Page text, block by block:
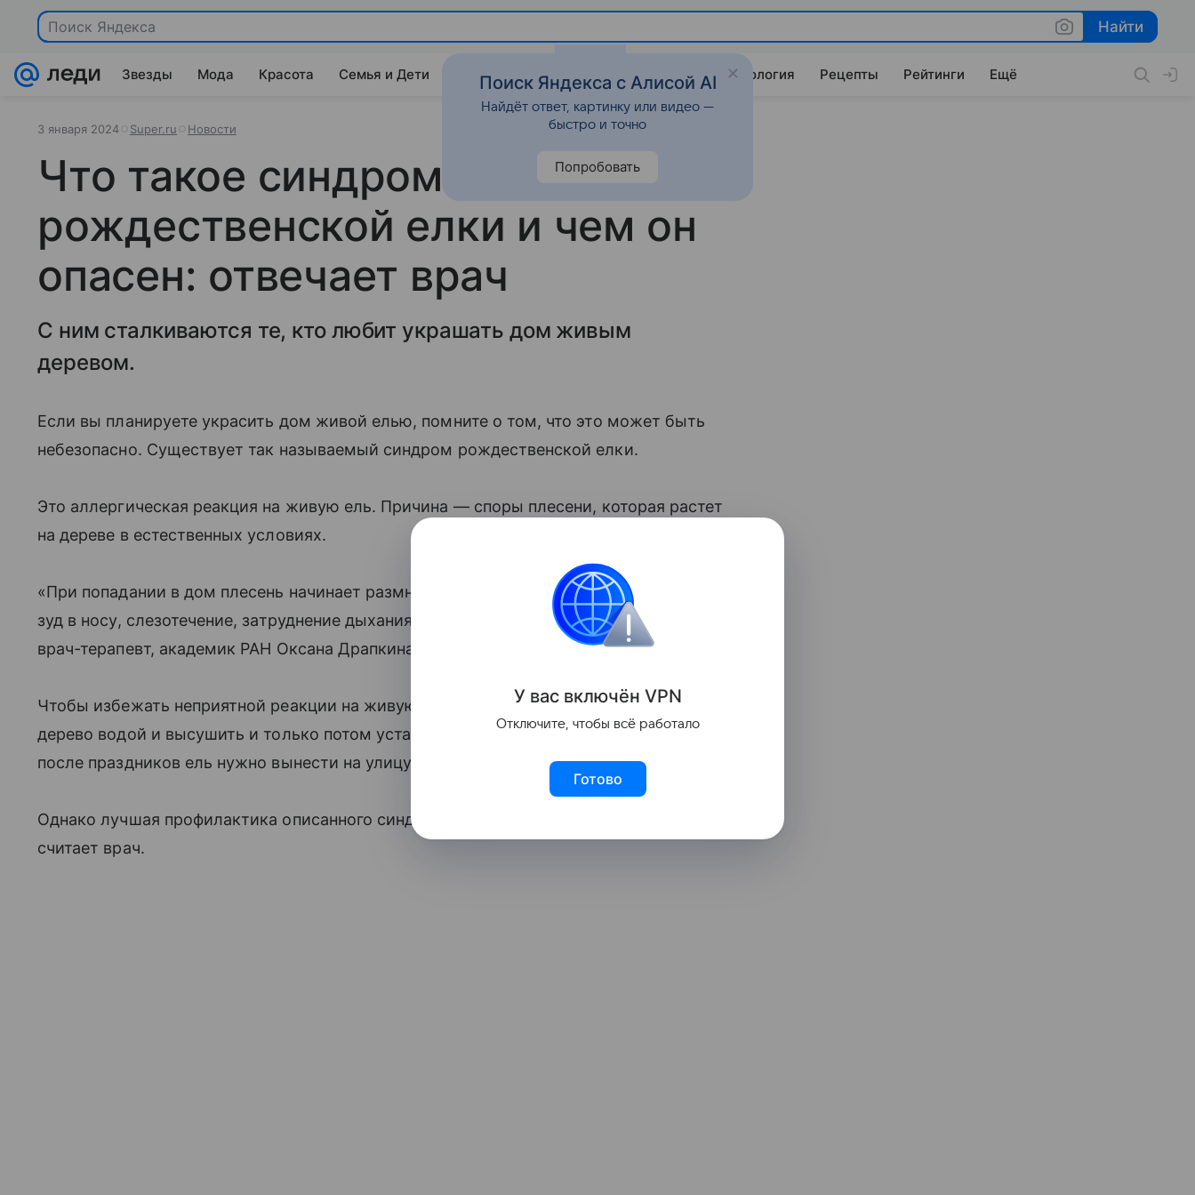
Поиск Яндекса Найти
Найти
Звезды Мода Красота Семья и Дети Дом Гороскопы Стиль жизни Психология Рецепты Рейтинги Ещё
3 января 2024 Super.ru Новости
Что такое синдром
рождественской елки и чем он
опасен: отвечает врач
С ним сталкиваются те, кто любит украшать дом живым
деревом.
Если вы планируете украсить дом живой елью, помните о том, что это может быть
небезопасно. Существует так называемый синдром рождественской елки.
Это аллергическая реакция на живую ель. Причина — споры плесени, которая растет
на дереве в естественных условиях.
«При попадании в дом плесень начинает размножаться быстрее и вызывает насморк,
зуд в носу, слезотечение, затруднение дыхания, кашель и боль в груди», — рассказала
врач-терапевт, академик РАН Оксана Драпкина в своем Telegram-канале.
Чтобы избежать неприятной реакции на живую елку, эксперт рекомендует промыть
дерево водой и высушить и только потом устанавливать в доме и наряжать. Сразу
после праздников ель нужно вынести на улицу.
Однако лучшая профилактика описанного синдрома — выбор искусственной ели,
считает врач.
У вас включён VPN
Отключите, чтобы всё работало
Готово
Поиск Яндекса с Алисой AI
Найдёт ответ, картинку или видео —
быстро и точно
Попробовать